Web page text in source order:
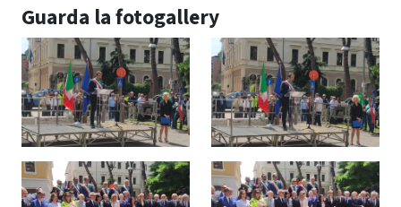
Guarda la fotogallery